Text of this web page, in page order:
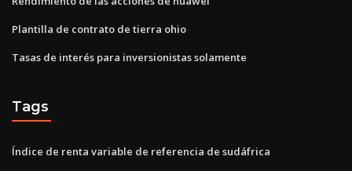
Plantilla de contrato de tierra ohio
Tasas de interés para inversionistas solamente
Tags
Índice de renta variable de referencia de sudáfrica